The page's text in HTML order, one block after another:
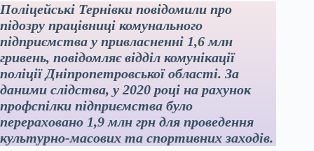
Поліцейські Тернівки повідомили про
підозру працівниці комунального
підприємства у привласненні 1,6 млн
гривень, повідомляє відділ комунікації
поліції Дніпропетровської області. За
даними слідства, у 2020 році на рахунок
профспілки підприємства було
перераховано 1,9 млн грн для проведення
культурно-масових та спортивних заходів.